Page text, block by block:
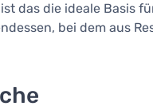
das die ideale Basis
bei dem aus